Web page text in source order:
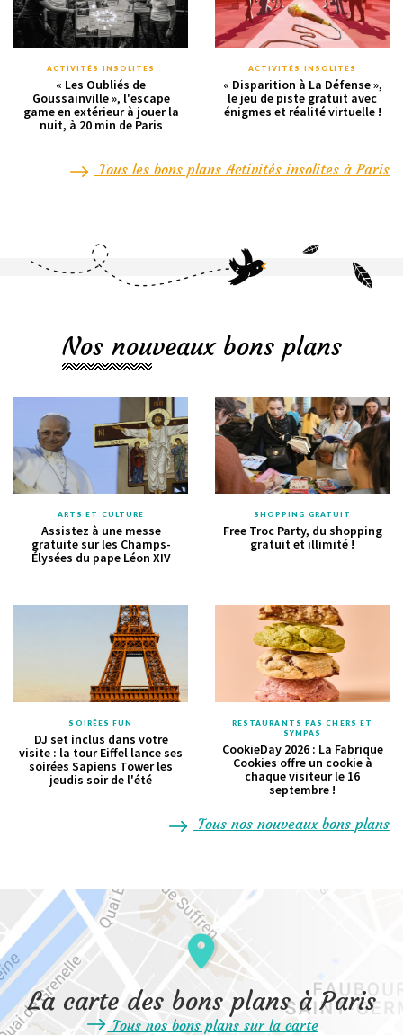
ACTIVITÉS INSOLITES
« Les Oubliés de
Goussainville », l'escape
game en extérieur à jouer la
nuit, à 20 min de Paris
ACTIVITÉS INSOLITES
« Disparition à La Défense »,
le jeu de piste gratuit avec
énigmes et réalité virtuelle !
Tous les bons plans Activités insolites à Paris
Nos nouveaux bons plans
ARTS ET CULTURE
Assistez à une messe
gratuite sur les Champs-
Élysées du pape Léon XIV
SHOPPING GRATUIT
Free Troc Party, du shopping
gratuit et illimité !
SOIRÉES FUN
DJ set inclus dans votre
visite : la tour Eiffel lance ses
soirées Sapiens Tower les
jeudis soir de l'été
RESTAURANTS PAS CHERS ET
SYMPAS
CookieDay 2026 : La Fabrique
Cookies offre un cookie à
chaque visiteur le 16
septembre !
Tous nos nouveaux bons plans
La carte des bons plans à Paris
Tous nos bons plans sur la carte